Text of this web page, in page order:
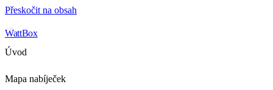
Přeskočit na obsah
WattBox
Úvod
Mapa nabíječek